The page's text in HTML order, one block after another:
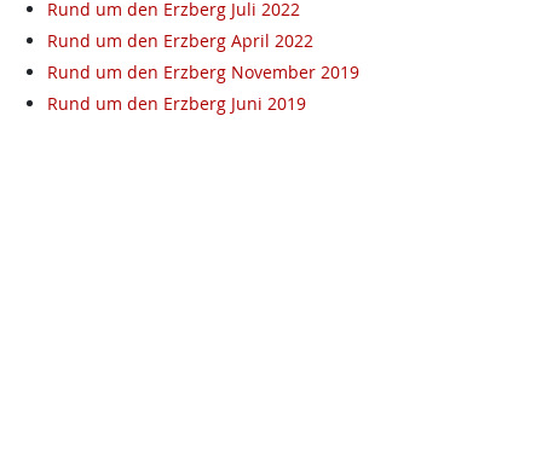
Rund um den Erzberg Juli 2022
Rund um den Erzberg April 2022
Rund um den Erzberg November 2019
Rund um den Erzberg Juni 2019